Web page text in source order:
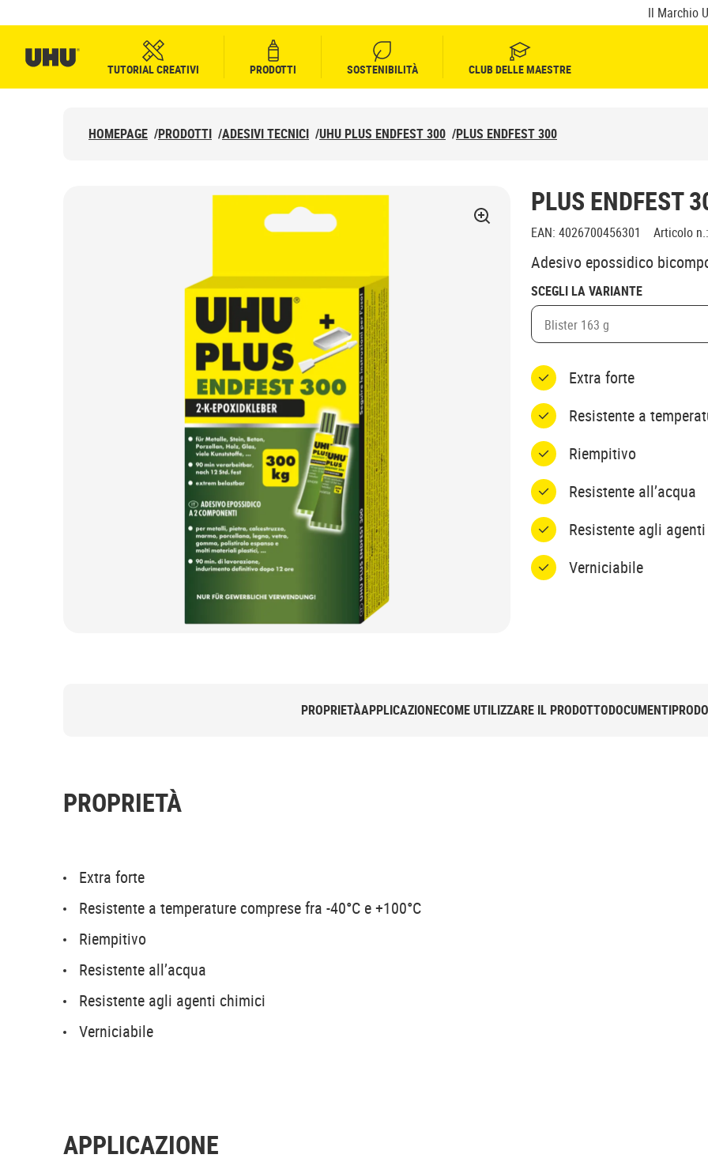
Il Marchio
TUTORIAL CREATIVI PRODOTTI SOSTENIBILITÀ CLUB DELLE MAESTRE
HOMEPAGE /PRODOTTI /ADESIVI TECNICI /UHU PLUS ENDFEST 300 /PLUS ENDFEST 300
PLUS ENDFEST
EAN: 4026700456301 Articolo n.:
Adesivo epossidico
SCEGLI LA VARIANTE
Blister 163 g
Extra forte
Resistente a
Riempitivo
Resistente all’acqua
Resistente agli
Verniciabile
PROPRIETÀAPPLICAZIONECOME UTILIZZARE IL PRODOTTODOCUMENTI
PROPRIETÀ
Extra forte
Resistente a temperature comprese fra -40°C e +100°C
Riempitivo
Resistente all’acqua
Resistente agli agenti chimici
Verniciabile
APPLICAZIONE